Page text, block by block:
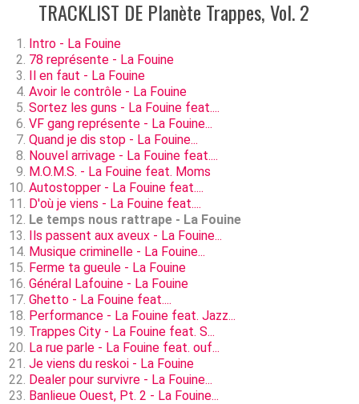
TRACKLIST DE Planète Trappes, Vol. 2
Intro - La Fouine
78 représente - La Fouine
Il en faut - La Fouine
Avoir le contrôle - La Fouine
Sortez les guns - La Fouine feat....
VF gang représente - La Fouine...
Quand je dis stop - La Fouine...
Nouvel arrivage - La Fouine feat....
M.O.M.S. - La Fouine feat. Moms
Autostopper - La Fouine feat....
D'où je viens - La Fouine feat....
Le temps nous rattrape - La Fouine
Ils passent aux aveux - La Fouine...
Musique criminelle - La Fouine...
Ferme ta gueule - La Fouine
Général Lafouine - La Fouine
Ghetto - La Fouine feat....
Performance - La Fouine feat. Jazz...
Trappes City - La Fouine feat. S...
La rue parle - La Fouine feat. ouf...
Je viens du reskoi - La Fouine
Dealer pour survivre - La Fouine...
Banlieue Ouest, Pt. 2 - La Fouine...